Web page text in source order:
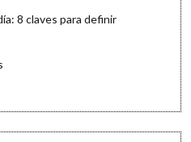
8 claves para definir